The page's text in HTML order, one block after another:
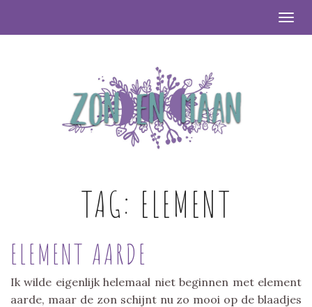
TAG: ELEMENT
ELEMENT AARDE
Ik wilde eigenlijk helemaal niet beginnen met element
aarde, maar de zon schijnt nu zo mooi op de blaadjes